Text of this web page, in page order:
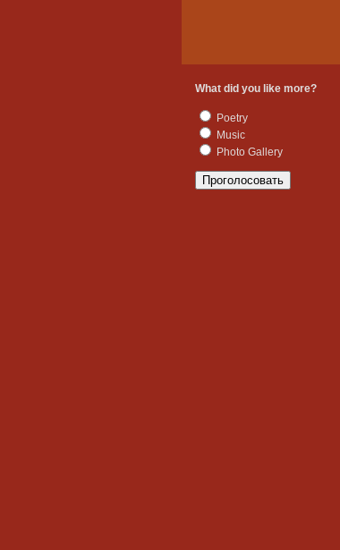
What did you like more?
Poetry
Music
Photo Gallery